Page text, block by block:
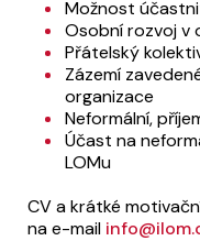
Možnost
Osobní rozvoj v
Přátelský
Zázemí
organizace
Neformální,
Účast na
LOMu
CV a krátké
na e-mail